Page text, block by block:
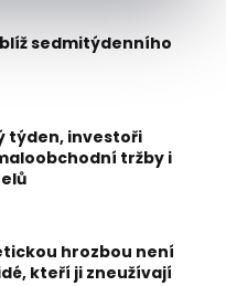
sedmitýdenního
týden, investoři
tržby i
hrozbou není
kteří ji zneužívají